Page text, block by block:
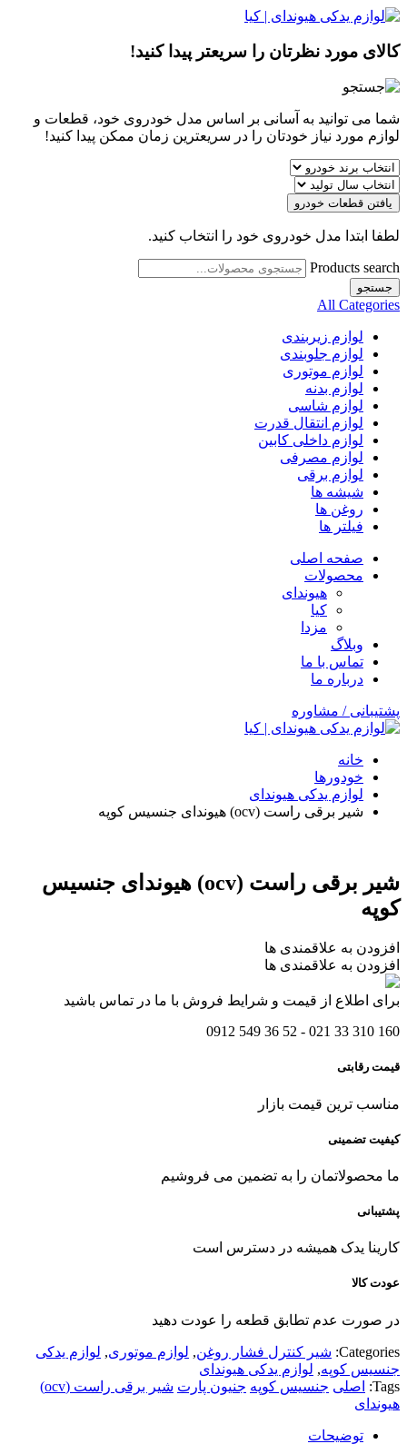
کالای مورد نظرتان را سریعتر پیدا کنید!
شما می توانید به آسانی بر اساس مدل خودروی خود، قطعات و
لوازم مورد نیاز خودتان را در سریعترین زمان ممکن پیدا کنید!
یافتن قطعات خودرو
لطفا ابتدا مدل خودروی خود را انتخاب کنید.
Products search
جستجو
All Categories
لوازم زیربندی
لوازم جلوبندی
لوازم موتوری
لوازم بدنه
لوازم شاسی
لوازم انتقال قدرت
لوازم داخلی کابین
لوازم مصرفی
لوازم برقی
شیشه ها
روغن ها
فیلتر ها
صفحه اصلی
محصولات
هیوندای
کیا
مزدا
وبلاگ
تماس با ما
درباره ما
پشتیبانی / مشاوره
خانه
خودورها
لوازم یدکی هیوندای
شیر برقی راست (ocv) هیوندای جنسیس کوپه
شیر برقی راست (ocv) هیوندای جنسیس
کوپه
افزودن به علاقمندی ها
افزودن به علاقمندی ها
برای اطلاع از قیمت و شرایط فروش با ما در تماس باشید
160 310 33 021 - 52 36 549 0912
قیمت رقابتی
مناسب ترین قیمت بازار
کیفیت تضمینی
ما محصولاتمان را به تضمین می فروشیم
پشتیبانی
کارینا یدک همیشه در دسترس است
عودت کالا
در صورت عدم تطابق قطعه را عودت دهید
Categories: شیر کنترل فشار روغن, لوازم موتوری, لوازم یدکی
جنسیس کوپه, لوازم یدکی هیوندای
Tags:
اصلی جنسیس کوپه جنیون پارت شیر برقی راست (ocv)
هیوندای
توضیحات